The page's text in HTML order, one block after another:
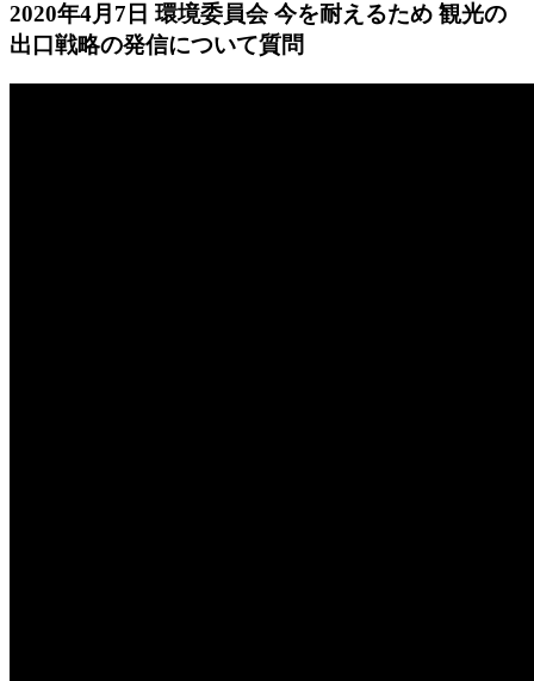
2020年4月7日 環境委員会 今を耐えるため 観光の
出口戦略の発信について質問